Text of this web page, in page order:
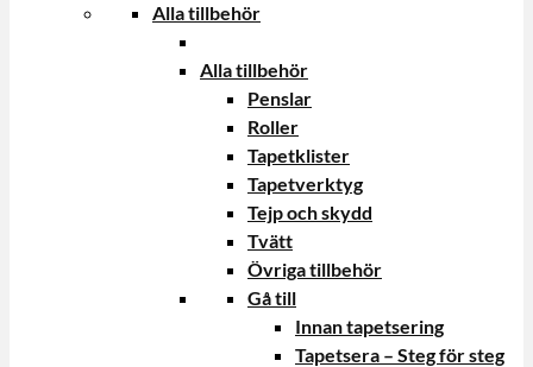
Alla tillbehör
Alla tillbehör
Penslar
Roller
Tapetklister
Tapetverktyg
Tejp och skydd
Tvätt
Övriga tillbehör
Gå till
Innan tapetsering
Tapetsera – Steg för steg